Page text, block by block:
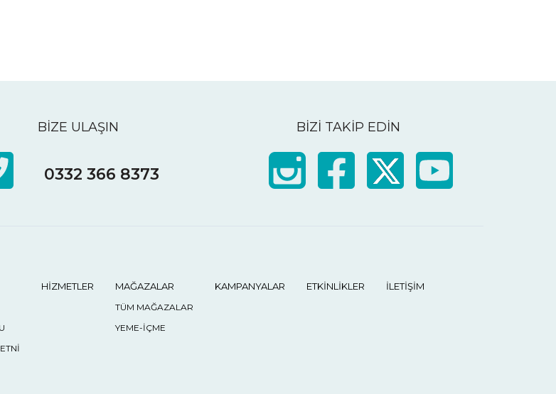
BİZE ULAŞIN
0332 366 8373
BİZİ TAKİP EDİN
HİZMETLER MAĞAZALAR
TÜM MAĞAZALAR
YEME-İÇME
KAMPANYALAR ETKİNLİKLER İLETİŞİM